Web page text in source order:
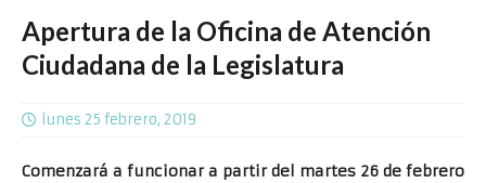
Apertura de la Oficina de Atención
Ciudadana de la Legislatura
lunes 25 febrero, 2019
Comenzará a funcionar a partir del martes 26 de febrero